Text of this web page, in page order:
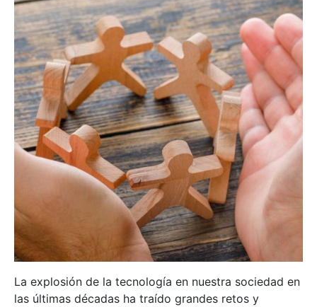
La explosión de la tecnología en nuestra sociedad en
las últimas décadas ha traído grandes retos y